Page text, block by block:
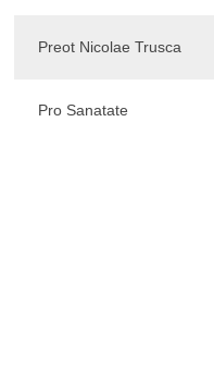
Preot Nicolae Trusca
Pro Sanatate